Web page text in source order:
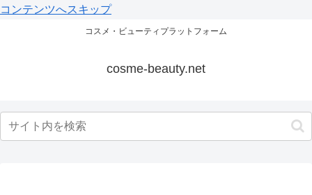
コンテンツへスキップ
コスメ・ビューティプラットフォーム
cosme-beauty.net